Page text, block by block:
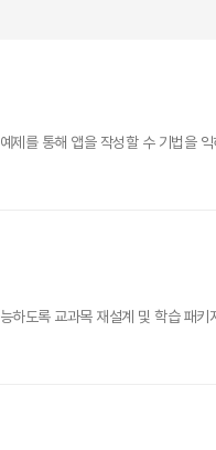
제를 통해 앱을 작성할 수 기법을
도록 교과목 재설계 및 학습 패키